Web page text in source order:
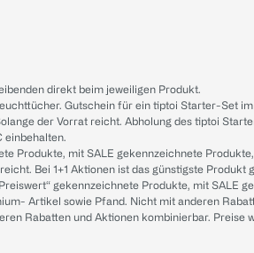
direkt beim jeweiligen Produkt.
Gutschein für ein tiptoi Starter-Set
der Vorrat reicht. Abholung des tiptoi
einbehalten.
Produkte, mit SALE gekennzeichnete
Bei 1+1 Aktionen ist das günstigste Produkt
gekennzeichnete Produkte, mit
Artikel sowie Pfand. Nicht mit anderen
Rabatten und Aktionen kombinierbar. Preise